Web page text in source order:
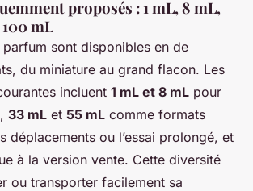
proposés : 1 mL, 8 mL,
100 mL
parfum sont disponibles en de
du miniature au grand flacon. Les
incluent 1 mL et 8 mL pour
33 mL et 55 mL comme formats
déplacements ou l’essai prolongé, et
à la version vente. Cette diversité
ou transporter facilement sa